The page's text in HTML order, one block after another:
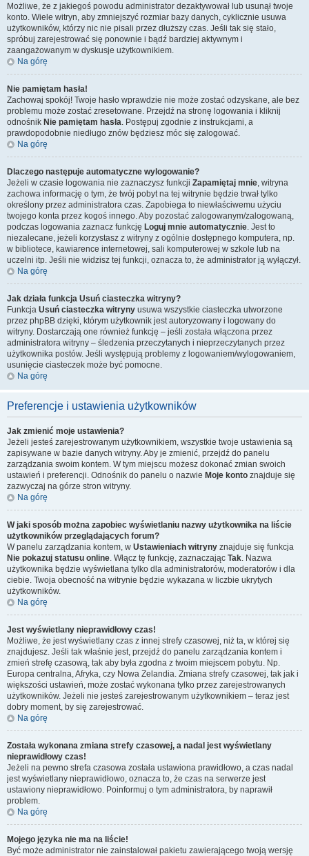
Możliwe, że z jakiegoś powodu administrator dezaktywował lub usunął twoje
konto. Wiele witryn, aby zmniejszyć rozmiar bazy danych, cyklicznie usuwa
użytkowników, którzy nic nie pisali przez dłuższy czas. Jeśli tak się stało,
spróbuj zarejestrować się ponownie i bądź bardziej aktywnym i
zaangażowanym w dyskusje użytkownikiem.
Na górę
Nie pamiętam hasła!
Zachowaj spokój! Twoje hasło wprawdzie nie może zostać odzyskane, ale bez
problemu może zostać zresetowane. Przejdź na stronę logowania i kliknij
odnośnik Nie pamiętam hasła. Postępuj zgodnie z instrukcjami, a
prawdopodobnie niedługo znów będziesz móc się zalogować.
Na górę
Dlaczego następuje automatyczne wylogowanie?
Jeżeli w czasie logowania nie zaznaczysz funkcji Zapamiętaj mnie, witryna
zachowa informację o tym, że twój pobyt na tej witrynie będzie trwał tylko
określony przez administratora czas. Zapobiega to niewłaściwemu użyciu
twojego konta przez kogoś innego. Aby pozostać zalogowanym/zalogowaną,
podczas logowania zaznacz funkcję Loguj mnie automatycznie. Jest to
niezalecane, jeżeli korzystasz z witryny z ogólnie dostępnego komputera, np.
w bibliotece, kawiarence internetowej, sali komputerowej w szkole lub na
uczelni itp. Jeśli nie widzisz tej funkcji, oznacza to, że administrator ją wyłączył.
Na górę
Jak działa funkcja Usuń ciasteczka witryny?
Funkcja Usuń ciasteczka witryny usuwa wszystkie ciasteczka utworzone
przez phpBB dzięki, którym użytkownik jest autoryzowany i logowany do
witryny. Dostarczają one również funkcję – jeśli została włączona przez
administratora witryny – śledzenia przeczytanych i nieprzeczytanych przez
użytkownika postów. Jeśli występują problemy z logowaniem/wylogowaniem,
usunięcie ciasteczek może być pomocne.
Na górę
Preferencje i ustawienia użytkowników
Jak zmienić moje ustawienia?
Jeżeli jesteś zarejestrowanym użytkownikiem, wszystkie twoje ustawienia są
zapisywane w bazie danych witryny. Aby je zmienić, przejdź do panelu
zarządzania swoim kontem. W tym miejscu możesz dokonać zmian swoich
ustawień i preferencji. Odnośnik do panelu o nazwie Moje konto znajduje się
zazwyczaj na górze stron witryny.
Na górę
W jaki sposób można zapobiec wyświetlaniu nazwy użytkownika na liście
użytkowników przeglądających forum?
W panelu zarządzania kontem, w Ustawieniach witryny znajduje się funkcja
Nie pokazuj statusu online. Włącz tę funkcję, zaznaczając Tak. Nazwa
użytkownika będzie wyświetlana tylko dla administratorów, moderatorów i dla
ciebie. Twoja obecność na witrynie będzie wykazana w liczbie ukrytych
użytkowników.
Na górę
Jest wyświetlany nieprawidłowy czas!
Możliwe, że jest wyświetlany czas z innej strefy czasowej, niż ta, w której się
znajdujesz. Jeśli tak właśnie jest, przejdź do panelu zarządzania kontem i
zmień strefę czasową, tak aby była zgodna z twoim miejscem pobytu. Np.
Europa centralna, Afryka, czy Nowa Zelandia. Zmiana strefy czasowej, tak jak i
większości ustawień, może zostać wykonana tylko przez zarejestrowanych
użytkowników. Jeżeli nie jesteś zarejestrowanym użytkownikiem – teraz jest
dobry moment, by się zarejestrować.
Na górę
Została wykonana zmiana strefy czasowej, a nadal jest wyświetlany
nieprawidłowy czas!
Jeżeli na pewno strefa czasowa została ustawiona prawidłowo, a czas nadal
jest wyświetlany nieprawidłowo, oznacza to, że czas na serwerze jest
ustawiony nieprawidłowo. Poinformuj o tym administratora, by naprawił
problem.
Na górę
Mojego języka nie ma na liście!
Być może administrator nie zainstalował pakietu zawierającego twoją wersję